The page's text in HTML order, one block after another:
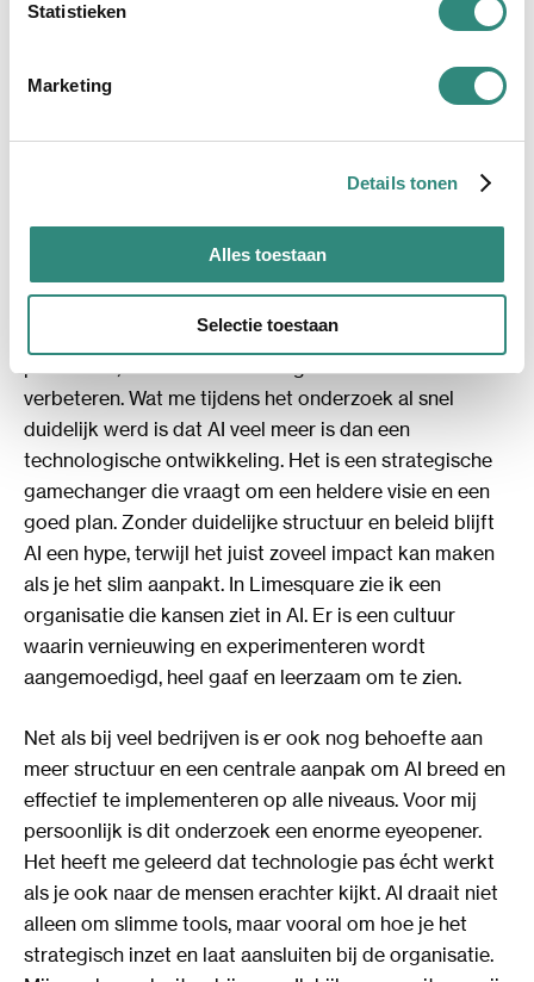
Statistieken
Marketing
Details tonen
Alles toestaan
Selectie toestaan
Mijn doel? Ontdekken hoe AI niet alleen interne
verbeteren. Wat me tijdens het onderzoek al snel
duidelijk werd is dat AI veel meer is dan een
technologische ontwikkeling. Het is een strategische
gamechanger die vraagt om een heldere visie en een
goed plan. Zonder duidelijke structuur en beleid blijft
AI een hype, terwijl het juist zoveel impact kan maken
als je het slim aanpakt. In Limesquare zie ik een
organisatie die kansen ziet in AI. Er is een cultuur
waarin vernieuwing en experimenteren wordt
aangemoedigd, heel gaaf en leerzaam om te zien.
Net als bij veel bedrijven is er ook nog behoefte aan
meer structuur en een centrale aanpak om AI breed en
effectief te implementeren op alle niveaus. Voor mij
persoonlijk is dit onderzoek een enorme eyeopener.
Het heeft me geleerd dat technologie pas écht werkt
als je ook naar de mensen erachter kijkt. AI draait niet
alleen om slimme tools, maar vooral om hoe je het
strategisch inzet en laat aansluiten bij de organisatie.